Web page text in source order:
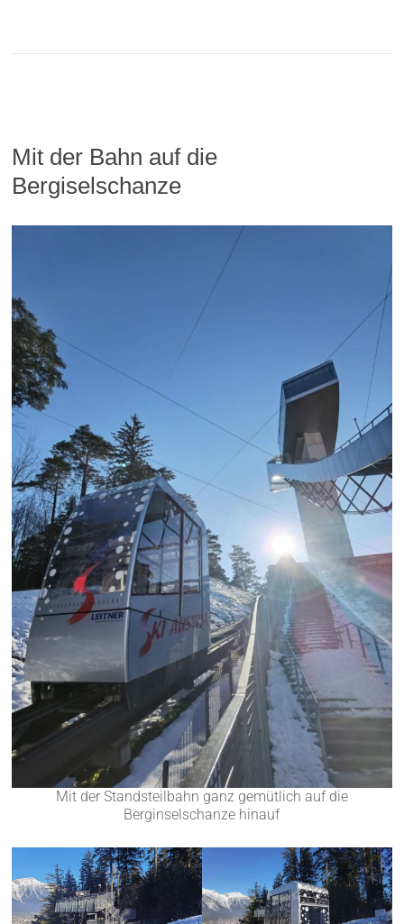
Mit der Bahn auf die
Bergiselschanze
Mit der Standsteilbahn ganz gemütlich auf die
Berginselschanze hinauf